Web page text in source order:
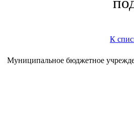
К
Муниципальное бюджетное